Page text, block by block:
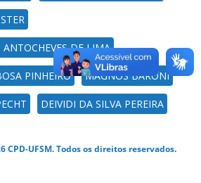
DE LIMA
PINHEIRO MAGNOS BARONI
DEIVIDI DA SILVA PEREIRA
CPD-UFSM. Todos os direitos reservados.